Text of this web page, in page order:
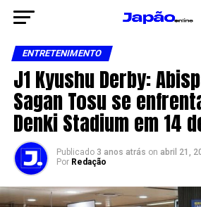
ENTRETENIMENTO
J1 Kyushu Derby:
Sagan Tosu se
Denki Stadium em 14
Publicado 3 anos atrás on abril 21,
Por Redação